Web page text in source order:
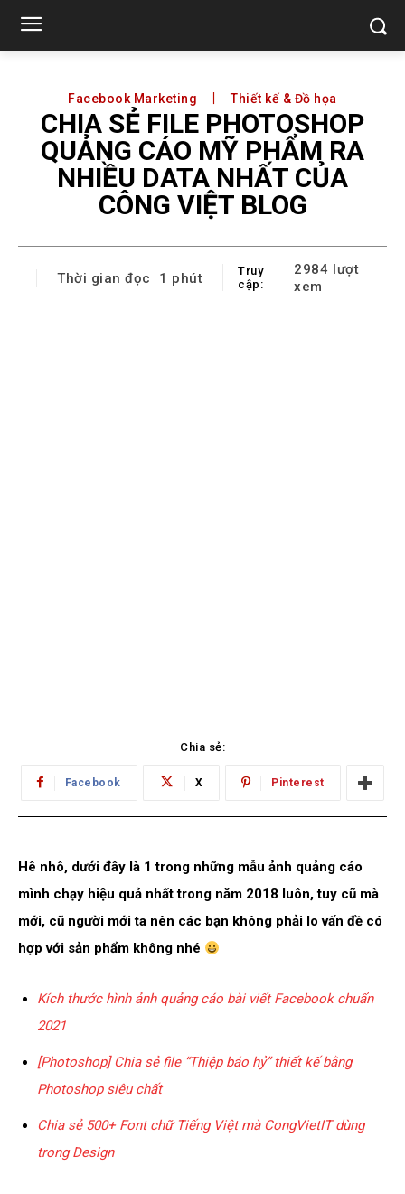
Facebook Marketing Thiết kế & Đồ họa
CHIA SẺ FILE PHOTOSHOP
QUẢNG CÁO MỸ PHẨM RA
NHIỀU DATA NHẤT CỦA
CÔNG VIỆT BLOG
Thời gian đọc 1 phút
Truy
cập:
2984 lượt
xem
Chia sẻ:
Facebook X Pinterest
Hê nhô, dưới đây là 1 trong những mẫu ảnh quảng cáo
mình chạy hiệu quả nhất trong năm 2018 luôn, tuy cũ mà
mới, cũ người mới ta nên các bạn không phải lo vấn đề có
hợp với sản phẩm không nhé
Kích thước hình ảnh quảng cáo bài viết Facebook chuẩn
2021
[Photoshop] Chia sẻ file “Thiệp báo hỷ” thiết kế bằng
Photoshop siêu chất
Chia sẻ 500+ Font chữ Tiếng Việt mà CongVietIT dùng
trong Design